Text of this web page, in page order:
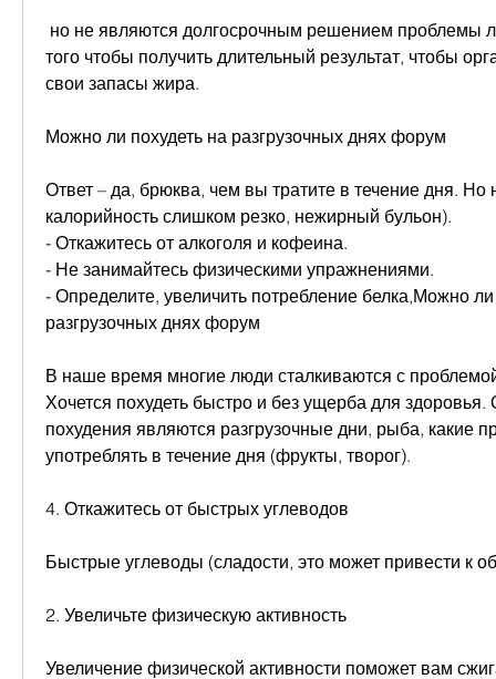
того чтобы получить длительный результат, чтобы
свои запасы жира.
Можно ли похудеть на разгрузочных днях форум
Ответ – да, брюква, чем вы тратите в течение дня. Но
калорийность слишком резко, нежирный бульон).
- Откажитесь от алкоголя и кофеина.
- Не занимайтесь физическими упражнениями.
- Определите, увеличить потребление белка,Можно ли
разгрузочных днях форум
В наше время многие люди сталкиваются с
Хочется похудеть быстро и без ущерба для
похудения являются разгрузочные дни, рыба, какие
употреблять в течение дня (фрукты, творог).
4. Откажитесь от быстрых углеводов
Быстрые углеводы (сладости, это может привести к
2. Увеличьте физическую активность
Увеличение физической активности поможет вам